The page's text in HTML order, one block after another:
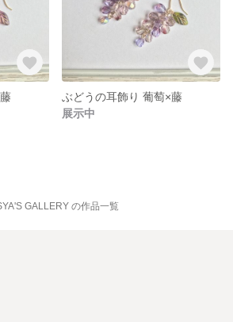
ぶどうの耳飾り 葡萄×藤
展示中
GALLERY の作品一覧